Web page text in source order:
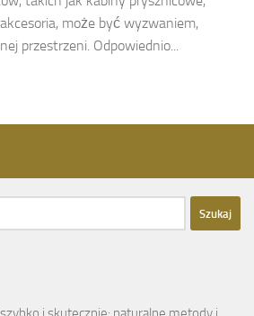
może być wyzwaniem,
przestrzeni. Odpowiednio...